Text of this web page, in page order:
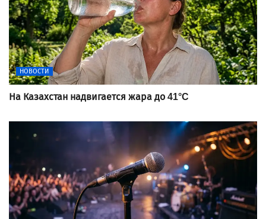
НОВОСТИ
На Казахстан надвигается жара до 41°C